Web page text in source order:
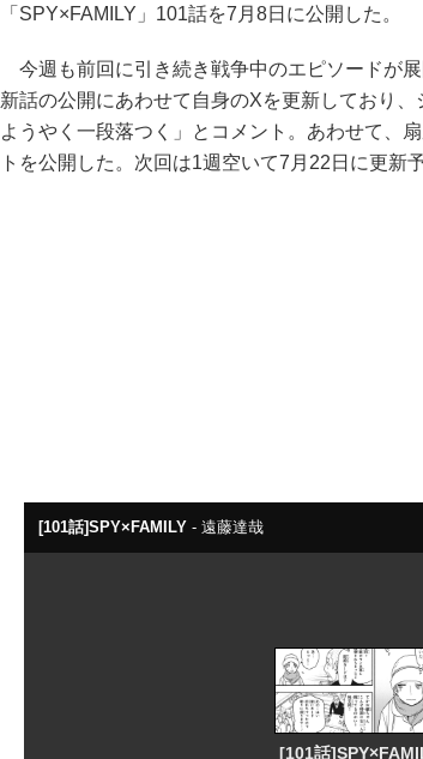
「SPY×FAMILY」101話を7月8日に公開した。
今週も前回に引き続き戦争中のエピソードが
新話の公開にあわせて自身のXを更新しており
ようやく一段落つく」とコメント。あわせて、
トを公開した。次回は1週空いて7月22日に更新